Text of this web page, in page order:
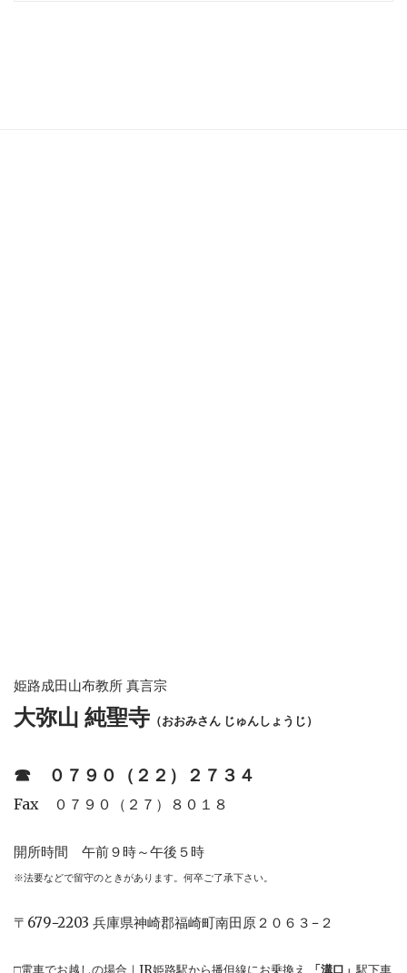
姫路成田山布教所 真言宗
大弥山 純聖寺 （おおみさん じゅんしょうじ）
☎︎ ０７９０（２２）２７３４
Fax ０７９０（２７）８０１８
開所時間 午前９時～午後５時
※法要などで留守のときがあります。何卒ご了承下さい。
〒679−2203 兵庫県神崎郡福崎町南田原２０６３−２